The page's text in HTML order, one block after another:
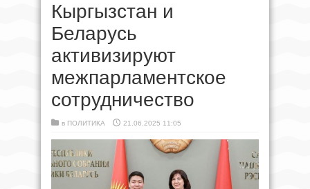
Кыргызстан и
Беларусь
активизируют
межпарламентское
сотрудничество
в ПОЛИТИКА 21.06.2025 11:05